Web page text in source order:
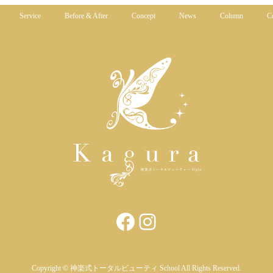
Service Before & After Concept News Column
Facebook
https://
Copyright © 神楽式トータルビューティ School All Rights Reserved.